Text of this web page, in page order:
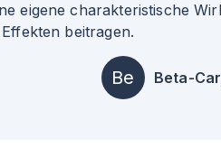
eigene charakteristische
beitragen.
Be Beta-